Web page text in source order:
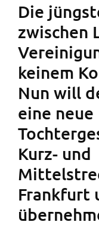
Die
zwischen
keinem
Nun will
eine neue
Kurz- und
Frankfurt